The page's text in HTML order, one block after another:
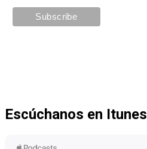
Escúchanos en Itunes